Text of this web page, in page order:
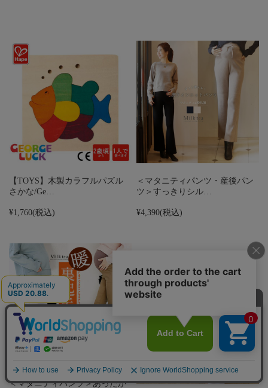
【TOYS】木製カラフルパズル
さかな/Ge…
¥1,760(税込)
＜マタニティパンツ・産後パン
ツ＞すっきりシル…
¥4,390(税込)
＜マタニティパンツ＞あったか